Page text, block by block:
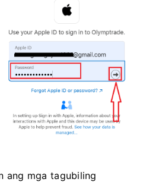
ang mga tagubiling